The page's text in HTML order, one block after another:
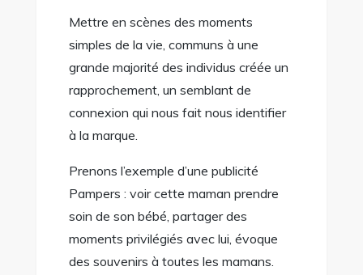
Mettre en scènes des moments
simples de la vie, communs à une
grande majorité des individus créée un
rapprochement, un semblant de
connexion qui nous fait nous identifier
à la marque.
Prenons l’exemple d’une publicité
Pampers : voir cette maman prendre
soin de son bébé, partager des
moments privilégiés avec lui, évoque
des souvenirs à toutes les mamans.